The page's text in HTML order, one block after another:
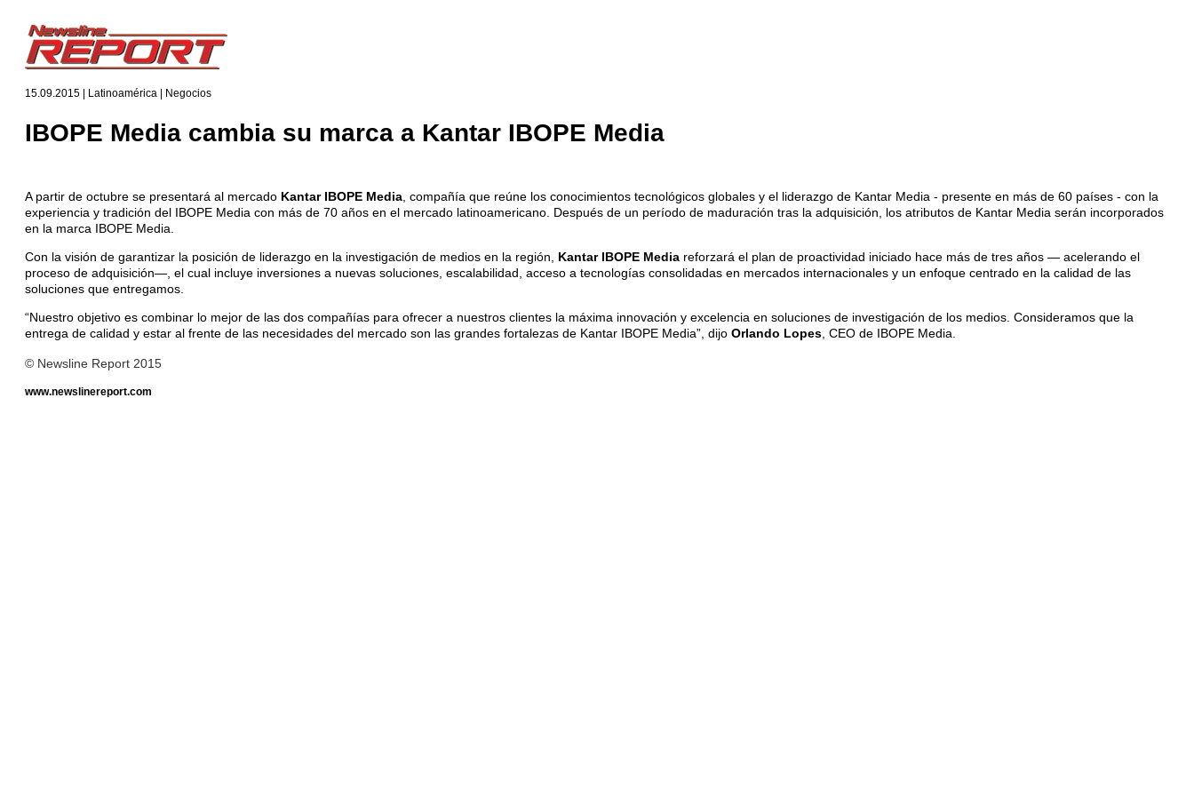
15.09.2015 | Latinoamérica | Negocios
IBOPE Media cambia su marca a Kantar IBOPE Media
A partir de octubre se presentará al mercado Kantar IBOPE Media , compañía que reúne los conocimientos tecnológicos globales y el liderazgo de Kantar Media - presente en más de 60 países - con la
experiencia y tradición del IBOPE Media con más de 70 años en el mercado latinoamericano. Después de un período de maduración tras la adquisición, los atributos de Kantar Media serán incorporados
en la marca IBOPE Media.
Con la visión de garantizar la posición de liderazgo en la investigación de medios en la región, Kantar IBOPE Media reforzará el plan de proactividad iniciado hace más de tres años — acelerando el
proceso de adquisición—, el cual incluye inversiones a nuevas soluciones, escalabilidad, acceso a tecnologías consolidadas en mercados internacionales y un enfoque centrado en la calidad de las
soluciones que entregamos.
“Nuestro objetivo es combinar lo mejor de las dos compañías para ofrecer a nuestros clientes la máxima innovación y excelencia en soluciones de investigación de los medios. Consideramos que la
entrega de calidad y estar al frente de las necesidades del mercado son las grandes fortalezas de Kantar IBOPE Media”, dijo Orlando Lopes , CEO de IBOPE Media.
© Newsline Report 2015
www.newslinereport.com